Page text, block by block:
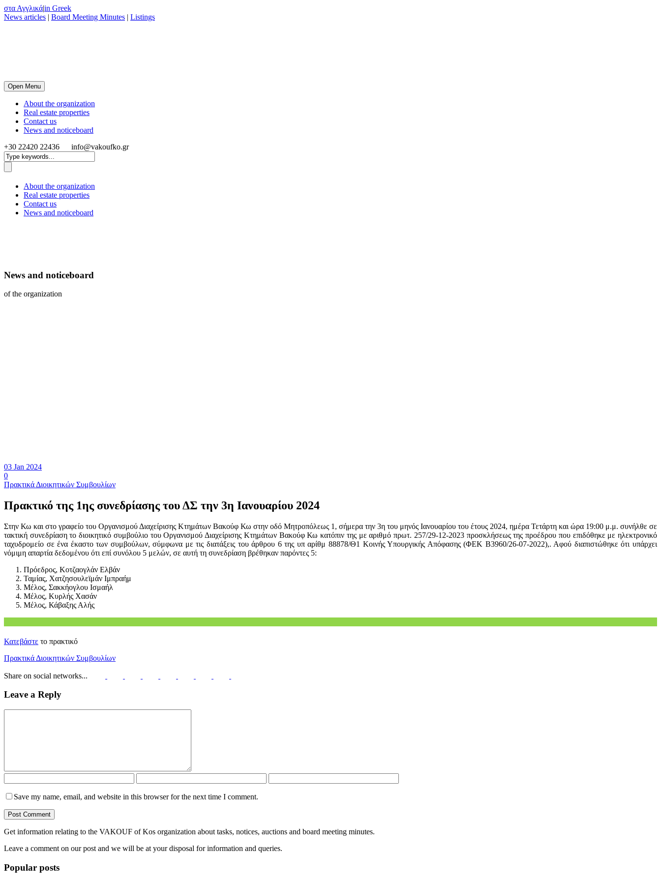
στα Αγγλικά|in Greek
News articles | Board Meeting Minutes | Listings
Open Menu
About the organization
Real estate properties
Contact us
News and noticeboard
+30 22420 22436
info@vakoufko.gr
About the organization
Real estate properties
Contact us
News and noticeboard
News and noticeboard
of the organization
03 Jan 2024
0
Πρακτικά Διοικητικών Συμβουλίων
Πρακτικό της 1ης συνεδρίασης του ΔΣ την 3η Ιανουαρίου 2024
Στην Κω και στο γραφείο του Οργανισμού Διαχείρισης Κτημάτων Βακούφ Κω στην οδό Μητροπόλεως 1, σήμερα την 3η του μηνός Ιανουαρίου του έτους 2024, ημέρα Τετάρτη και ώρα 19:00 μ.μ. συνήλθε σε
τακτική συνεδρίαση το διοικητικό συμβούλιο του Οργανισμού Διαχείρισης Κτημάτων Βακούφ Κω κατόπιν της με αριθμό πρωτ. 257/29-12-2023 προσκλήσεως της προέδρου που επιδόθηκε με ηλεκτρονικό
ταχυδρομείο σε ένα έκαστο των συμβούλων, σύμφωνα με τις διατάξεις του άρθρου 6 της υπ αρίθμ 88878/Θ1 Κοινής Υπουργικής Απόφασης (ΦΕΚ Β3960/26-07-2022),. Αφού διαπιστώθηκε ότι υπάρχει
νόμιμη απαρτία δεδομένου ότι επί συνόλου 5 μελών, σε αυτή τη συνεδρίαση βρέθηκαν παρόντες 5:
Πρόεδρος, Κοτζαογλάν Ελβάν
Ταμίας, Χατζησουλεϊμάν Ιμπραήμ
Μέλος, Σακκήογλου Ισμαήλ
Μέλος, Κυρλής Χασάν
Μέλος, Κάβαξης Αλής
Κατεβάστε το πρακτικό
Πρακτικά Διοικητικών Συμβουλίων
Share on social networks...
Leave a Reply
Save my name, email, and website in this browser for the next time I comment.
Get information relating to the VAKOUF of Kos organization about tasks, notices, auctions and board meeting minutes.
Leave a comment on our post and we will be at your disposal for information and queries.
Popular posts